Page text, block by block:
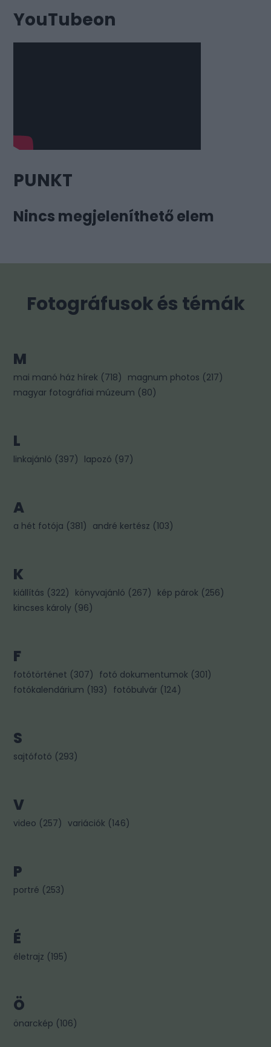
YouTubeon
PUNKT
Nincs megjeleníthető elem
Fotográfusok és témák
M
mai manó ház hírek (718) magnum photos (217)
magyar fotográfiai múzeum (80)
L
linkajánló (397) lapozó (97)
A
a hét fotója (381) andré kertész (103)
K
kiállítás (322) könyvajánló (267) kép párok (256)
kincses károly (96)
F
fotótörténet (307) fotó dokumentumok (301)
fotókalendárium (193) fotóbulvár (124)
S
sajtófotó (293)
V
video (257) variációk (146)
P
portré (253)
É
életrajz (195)
Ö
önarckép (106)